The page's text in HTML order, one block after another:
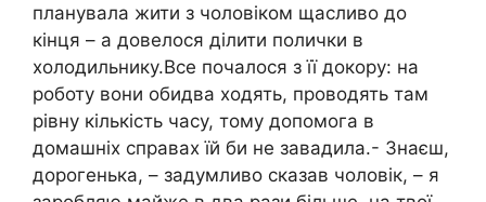
планувала жити з чоловіком щасливо до
кінця – а довелося ділити полички в
холодильнику.Все почалося з її докору: на
роботу вони обидва ходять, проводять там
рівну кількість часу, тому допомога в
домашніх справах їй би не завадила.- Знаєш,
дорогенька, – задумливо сказав чоловік, – я